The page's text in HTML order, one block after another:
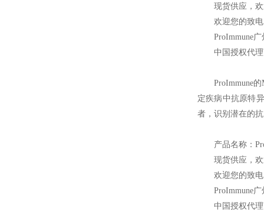
现货供应，
欢迎您的
ProImmune广
中国授权代
ProImmune的
定疾病中抗原特
者，识别潜在的
产品名称：
现货供应，
欢迎您的
ProImmune广
中国授权代